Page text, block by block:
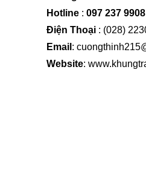
Hotline : 097 237 9908
Điện Thoại : (028)
Email :
Website: